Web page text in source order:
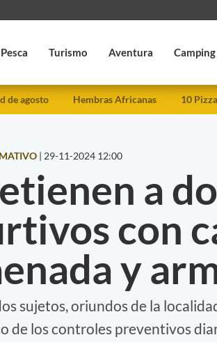
Pesca Turismo Aventura Camping
de agosto Hembras Africanas 10
| 29-11-2024 12:00
a
con
y
sujetos, oriundos de la
de los controles preventivos